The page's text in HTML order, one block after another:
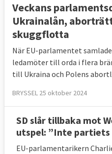
Veckans
Ukrainalån,
skuggflotta
När EU-parlamentet
ledamöter till orda i flera
till Ukraina och Polens
BRYSSEL 25 oktober 2024
SD slår tillbaka mot
utspel: ”Inte partiets
EU-parlamentarikern